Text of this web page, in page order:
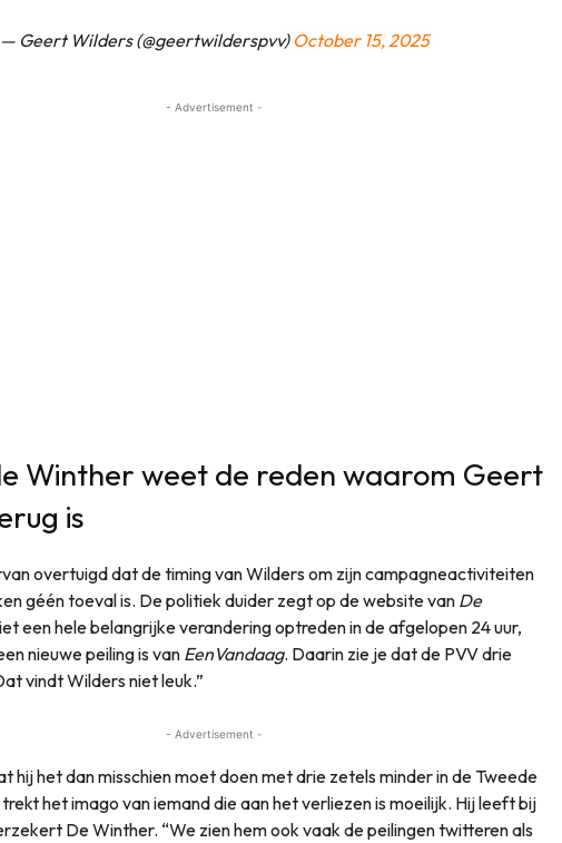
— Geert Wilders (@geertwilderspvv) October 15, 2025
- Advertisement -
Winther weet de reden waarom Geert
is
overtuigd dat de timing van Wilders om zijn campagneactiviteiten
géén toeval is. De politiek duider zegt op de website van De
een hele belangrijke verandering optreden in de afgelopen 24 uur,
nieuwe peiling is van EenVandaag. Daarin zie je dat de PVV drie
vindt Wilders niet leuk.”
- Advertisement -
hij het dan misschien moet doen met drie zetels minder in de Tweede
het imago van iemand die aan het verliezen is moeilijk. Hij leeft bij
De Winther. “We zien hem ook vaak de peilingen twitteren als